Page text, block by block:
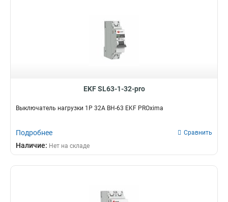
EKF SL63-1-32-pro
Выключатель нагрузки 1P 32А ВН-63 EKF PROxima
Подробнее Сравнить
Наличие: Нет на складе